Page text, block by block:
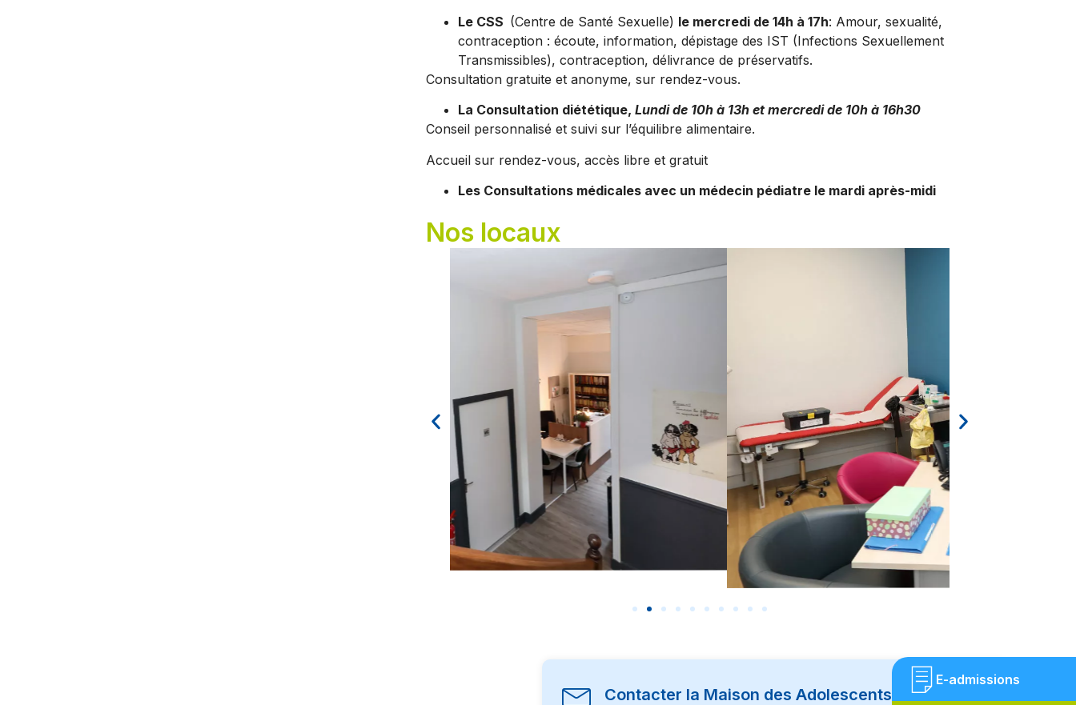
Le CSS (Centre de Santé Sexuelle) le mercredi de 14h à 17h: Amour, sexualité,
contraception : écoute, information, dépistage des IST (Infections Sexuellement
Transmissibles), contraception, délivrance de préservatifs.
Consultation gratuite et anonyme, sur rendez-vous.
La Consultation diététique, Lundi de 10h à 13h et mercredi de 10h à 16h30
Conseil personnalisé et suivi sur l’équilibre alimentaire.
Accueil sur rendez-vous, accès libre et gratuit
Les Consultations médicales avec un médecin pédiatre le mardi après-midi
Nos locaux
Contacter la Maison des Adolescents
E-admissions